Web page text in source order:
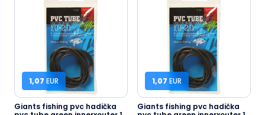
1,07 EUR
Giants fishing pvc hadička
1,07 EUR
Giants fishing pvc hadička